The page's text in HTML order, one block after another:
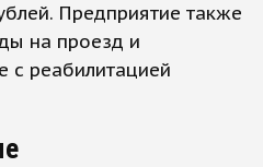
Предприятие также
на проезд и
с реабилитацией